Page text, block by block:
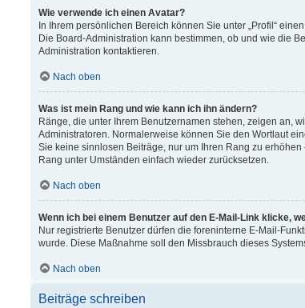
Wie verwende ich einen Avatar?
In Ihrem persönlichen Bereich können Sie unter „Profil“
Die Board-Administration kann bestimmen, ob und wie die
Administration kontaktieren.
Nach oben
Was ist mein Rang und wie kann ich ihn ändern?
Ränge, die unter Ihrem Benutzernamen stehen, zeigen an,
Administratoren. Normalerweise können Sie den Wortlaut
Sie keine sinnlosen Beiträge, nur um Ihren Rang zu
Rang unter Umständen einfach wieder zurücksetzen.
Nach oben
Wenn ich bei einem Benutzer auf den E-Mail-Link klicke,
Nur registrierte Benutzer dürfen die foreninterne E-Mail-
wurde. Diese Maßnahme soll den Missbrauch dieses
Nach oben
Beiträge schreiben